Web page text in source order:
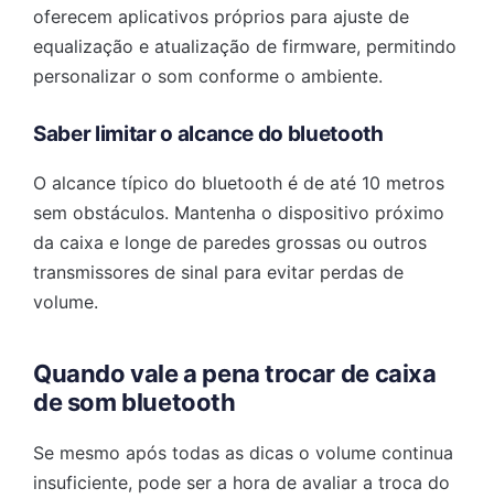
oferecem aplicativos próprios para ajuste de
equalização e atualização de firmware, permitindo
personalizar o som conforme o ambiente.
Saber limitar o alcance do bluetooth
O alcance típico do bluetooth é de até 10 metros
sem obstáculos. Mantenha o dispositivo próximo
da caixa e longe de paredes grossas ou outros
transmissores de sinal para evitar perdas de
volume.
Quando vale a pena trocar de caixa
de som bluetooth
Se mesmo após todas as dicas o volume continua
insuficiente, pode ser a hora de avaliar a troca do